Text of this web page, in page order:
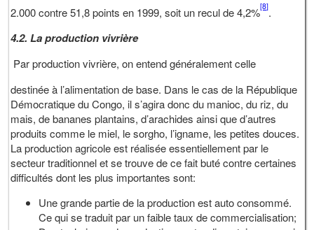
2.000 contre 51,8 points en 1999, soit un recul de 4,2%[8].
4.2. La production vivrière
Par production vivrière, on entend généralement celle
destinée à l’alimentation de base. Dans le cas de la République
Démocratique du Congo, il s’agira donc du manioc, du riz, du
mais, de bananes plantains, d’arachides ainsi que d’autres
produits comme le miel, le sorgho, l’igname, les petites douces.
La production agricole est réalisée essentiellement par le
secteur traditionnel et se trouve de ce fait buté contre certaines
difficultés dont les plus importantes sont:
Une grande partie de la production est auto consommé.
Ce qui se traduit par un faible taux de commercialisation;